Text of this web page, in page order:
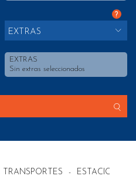
?
EXTRAS
EXTRAS
Sin extras seleccionados
TRANSPORTES - ESTACIONES